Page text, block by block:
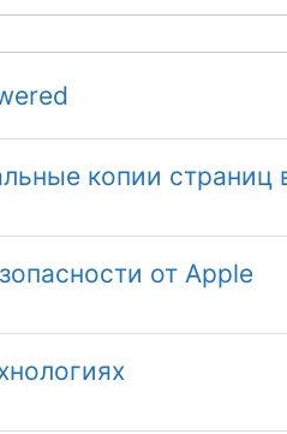
копии страниц
от Apple